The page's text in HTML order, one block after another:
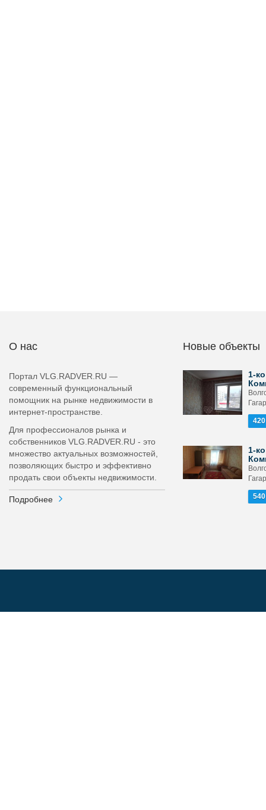
О нас
Портал VLG.RADVER.RU —
современный функциональный
помощник на рынке недвижимости в
интернет-пространстве.
Для профессионалов рынка и
собственников VLG.RADVER.RU - это
множество актуальных возможностей,
позволяющих быстро и эффективно
продать свои объекты недвижимости.
Подробнее
Новые объекты
1-
1-